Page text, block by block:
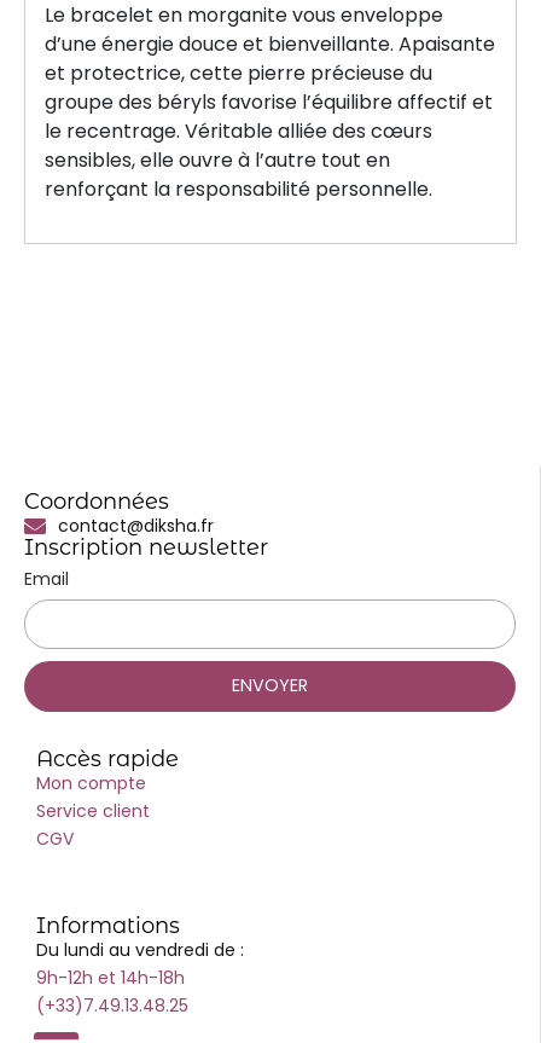
Le bracelet en morganite vous enveloppe
d’une énergie douce et bienveillante. Apaisante
et protectrice, cette pierre précieuse du
groupe des béryls favorise l’équilibre affectif et
le recentrage. Véritable alliée des cœurs
sensibles, elle ouvre à l’autre tout en
renforçant la responsabilité personnelle.
Coordonnées
contact@diksha.fr
Inscription newsletter
Email
ENVOYER
Accès rapide
Mon compte
Service client
CGV
Informations
Du lundi au vendredi de :
9h-12h et 14h-18h
(+33)7.49.13.48.25